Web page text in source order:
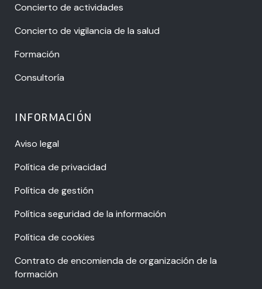
Concierto de actividades
Concierto de vigilancia de la salud
Formación
Consultoría
INFORMACIÓN
Aviso legal
Política de privacidad
Política de gestión
Política seguridad de la información
Política de cookies
Contrato de encomienda de organización de la
formación